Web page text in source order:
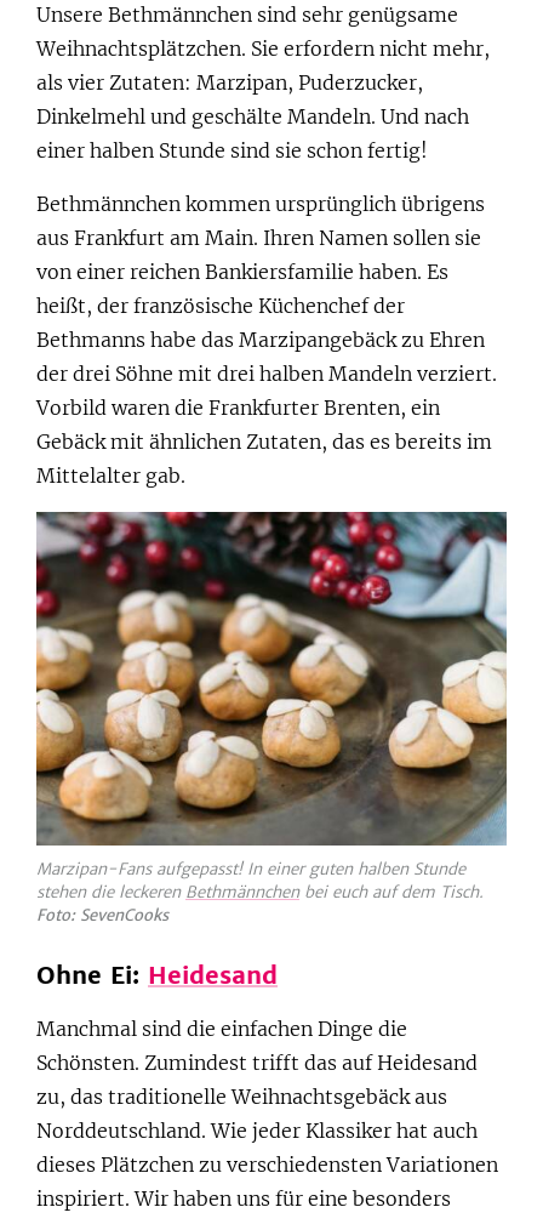
Unsere Bethmännchen sind sehr genügsame
Weihnachtsplätzchen. Sie erfordern nicht mehr,
als vier Zutaten: Marzipan, Puderzucker,
Dinkelmehl und geschälte Mandeln. Und nach
einer halben Stunde sind sie schon fertig!
Bethmännchen kommen ursprünglich übrigens
aus Frankfurt am Main. Ihren Namen sollen sie
von einer reichen Bankiersfamilie haben. Es
heißt, der französische Küchenchef der
Bethmanns habe das Marzipangebäck zu Ehren
der drei Söhne mit drei halben Mandeln verziert.
Vorbild waren die Frankfurter Brenten, ein
Gebäck mit ähnlichen Zutaten, das es bereits im
Mittelalter gab.
Marzipan-Fans aufgepasst! In einer guten halben Stunde
stehen die leckeren Bethmännchenbei euch auf dem Tisch.
Foto: SevenCooks
Ohne Ei: Heidesand
Manchmal sind die einfachen Dinge die
Schönsten. Zumindest trifft das auf Heidesand
zu, das traditionelle Weihnachtsgebäck aus
Norddeutschland. Wie jeder Klassiker hat auch
dieses Plätzchen zu verschiedensten Variationen
inspiriert. Wir haben uns für eine besonders